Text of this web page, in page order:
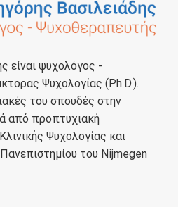
είναι ψυχολόγος -
Ψυχολογίας (Ph.D.).
του σπουδές στην
από προπτυχιακή
Ψυχολογίας και
του Nijmegen